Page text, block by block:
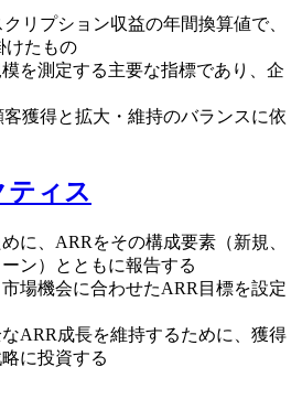
リプション収益の年間換算値で、
けたもの
模を測定する主要な指標であり、企
獲得と拡大・維持のバランスに依
ィス
に、ARRをその構成要素（新規、
ン）とともに報告する
場機会に合わせたARR目標を設定
ARR成長を維持するために、獲得
に投資する